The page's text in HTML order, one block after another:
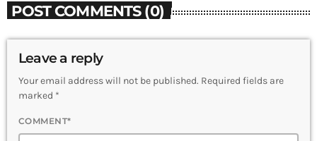
POST COMMENTS (0)
Leave a reply
Your email address will not be published. Required fields are
marked *
COMMENT*